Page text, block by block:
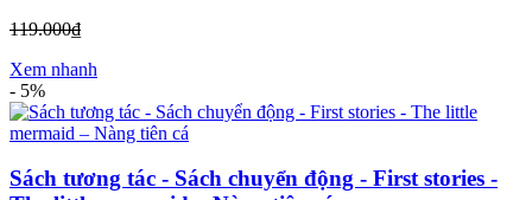
119.000₫
Xem nhanh
- 5%
Sách tương tác - Sách chuyển động - First stories -